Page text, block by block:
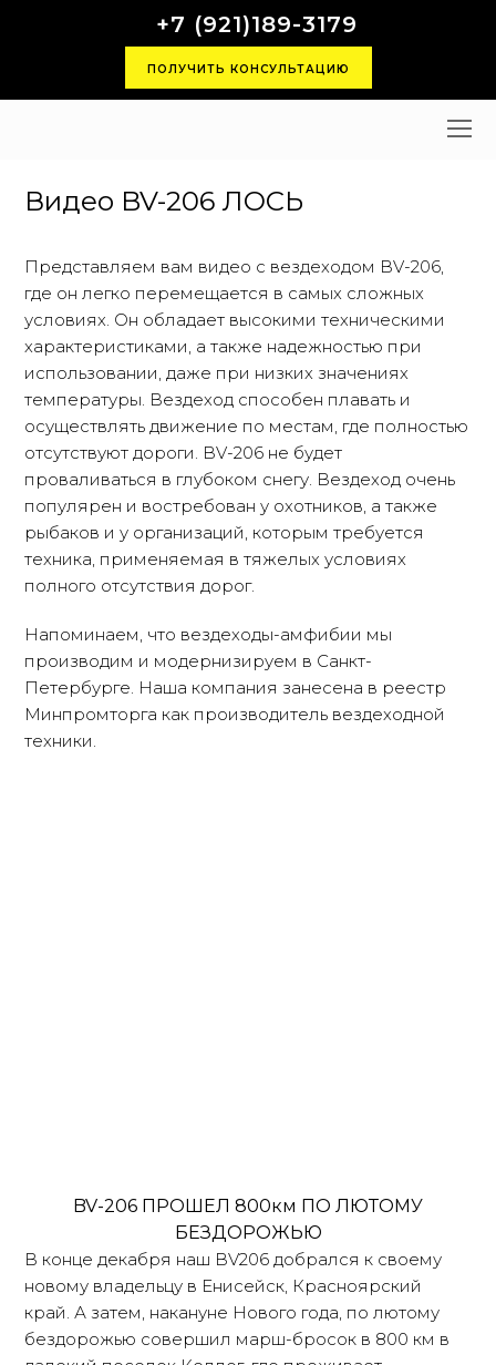
+7 (921)189-3179
ПОЛУЧИТЬ КОНСУЛЬТАЦИЮ
Видео BV-206 ЛОСЬ
Представляем вам видео с вездеходом BV-206,
где он легко перемещается в самых сложных
условиях. Он обладает высокими техническими
характеристиками, а также надежностью при
использовании, даже при низких значениях
температуры. Вездеход способен плавать и
осуществлять движение по местам, где полностью
отсутствуют дороги. BV-206 не будет
проваливаться в глубоком снегу. Вездеход очень
популярен и востребован у охотников, а также
рыбаков и у организаций, которым требуется
техника, применяемая в тяжелых условиях
полного отсутствия дорог.
Напоминаем, что вездеходы-амфибии мы
производим и модернизируем в Санкт-
Петербурге. Наша компания занесена в реестр
Минпромторга как производитель вездеходной
техники.
BV-206 ПРОШЕЛ 800км ПО ЛЮТОМУ
БЕЗДОРОЖЬЮ
В конце декабря наш BV206 добрался к своему
новому владельцу в Енисейск, Красноярский
край. А затем, накануне Нового года, по лютому
бездорожью совершил марш-бросок в 800 км в